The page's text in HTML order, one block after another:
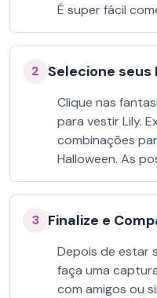
É super fácil
2 Selecione
Clique nas
para vestir Lily.
combinações
Halloween. As
3 Finalize e
Depois de estar
faça uma
com amigos ou